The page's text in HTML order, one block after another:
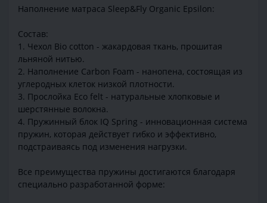
Наполнение матраса Sleep&Fly Organic Epsilon:
Состав:
1. Чехол Bio cotton - жакардовая ткань, прошитая
льняной нитью.
2. Наполнение Carbon Foam - нанопена, состоящая из
углеродных клеток низкой плотности.
3. Прослойка Eco felt - натуральные хлопковые и
шерстянные волокна.
4. Пружинный блок IQ Spring - инновационная система
пружин, которая действует гибко и эффективно,
подстраиваясь под изменения нагрузки.
Все преимущества пружины достигаются благодаря
специально разработанной форме: